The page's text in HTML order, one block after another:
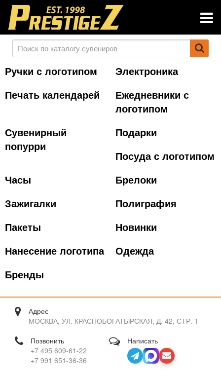
Ручки с логотипом
Электроника
Печать календарей
Ежедневники с
логотипом
Сувенирный
попурри
Подарки
Посуда с логотипом
Часы
Брелоки
Зажигалки
Полиграфия
Пакеты
Новинки
Нанесение логотипа
Одежда
Бренды
Адрес
МОСКВА, УЛ. КРАСНОБОГАТЫРСКАЯ, Д. 42, СТР. 1
Позвонить
+7 495 609-61-22
+7 991 651-36-36
Написать